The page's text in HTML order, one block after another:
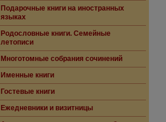
Подарочные книги на иностранных
языках
Родословные книги. Семейные
летописи
Многотомные собрания сочинений
Именные книги
Гостевые книги
Ежедневники и визитницы